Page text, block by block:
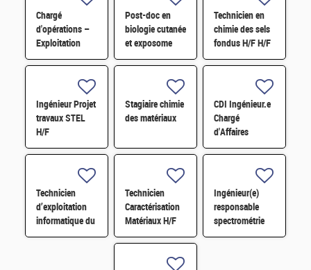
Chargé
d'opérations –
Exploitation
Electrique H/F
Post-doc en
biologie cutanée
et exposome
H/F
Technicien en
chimie des sels
fondus H/F H/F
Ingénieur Projet
travaux STEL
H/F
Stagiaire chimie
des matériaux
CDI Ingénieur.e
Chargé
d'Affaires
Travaux -
Technicien
d’exploitation
informatique du
centre de calcul
Technicien
Caractérisation
Matériaux H/F
Ingénieur(e)
responsable
spectrométrie
de masse à ions